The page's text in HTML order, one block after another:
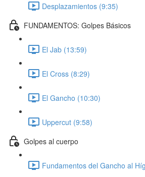
Desplazamientos (9:35)
FUNDAMENTOS: Golpes Básicos
El Jab (13:59)
El Cross (8:29)
El Gancho (10:30)
Uppercut (9:58)
Golpes al cuerpo
Fundamentos del Gancho al